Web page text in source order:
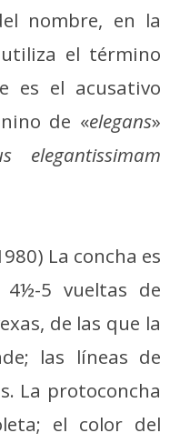
nombre, en la
el término
es el acusativo
de «elegans»
elegantissimam
La concha es
4½-5 vueltas de
de las que la
las líneas de
La protoconcha
el color del